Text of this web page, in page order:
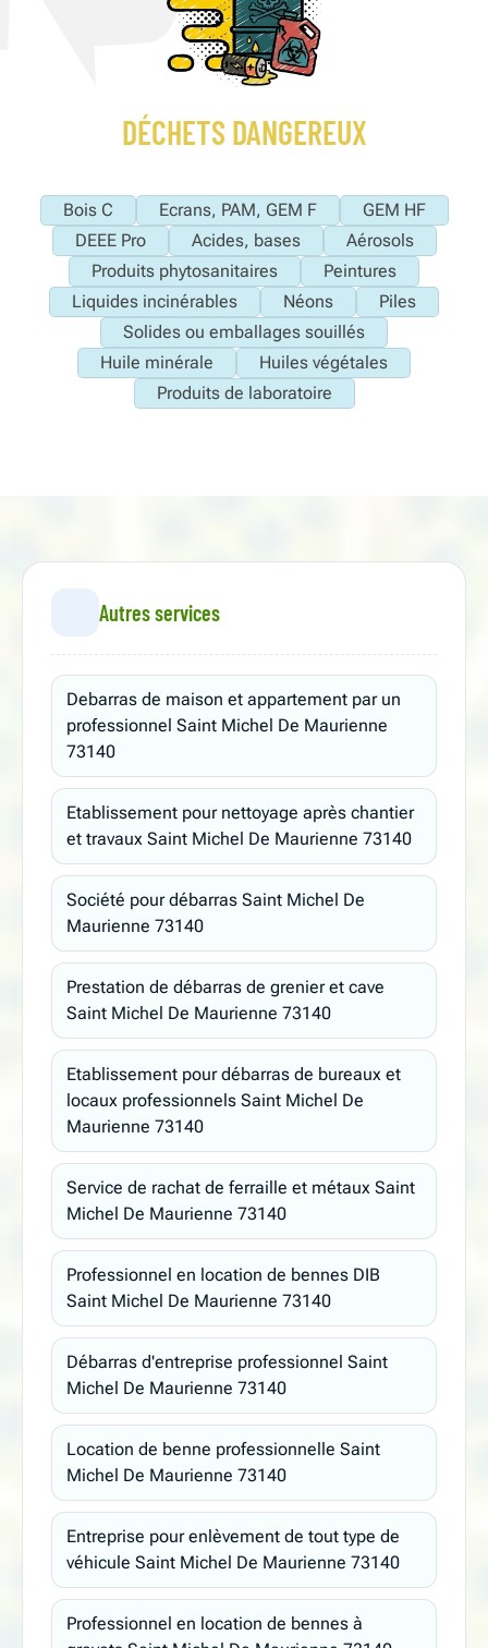
DÉCHETS DANGEREUX
Bois C Ecrans, PAM, GEM F
GEM HF
DEEE Pro
Acides, bases
Aérosols
Produits phytosanitaires
Peintures
Liquides incinérables
Néons
Piles
Solides ou emballages souillés
Huile minérale
Huiles végétales
Produits de laboratoire
Autres services
Debarras de maison et appartement par un
professionnel Saint Michel De Maurienne
73140
Etablissement pour nettoyage après chantier
et travaux Saint Michel De Maurienne 73140
Société pour débarras Saint Michel De
Maurienne 73140
Prestation de débarras de grenier et cave
Saint Michel De Maurienne 73140
Etablissement pour débarras de bureaux et
locaux professionnels Saint Michel De
Maurienne 73140
Service de rachat de ferraille et métaux Saint
Michel De Maurienne 73140
Professionnel en location de bennes DIB
Saint Michel De Maurienne 73140
Débarras d'entreprise professionnel Saint
Michel De Maurienne 73140
Location de benne professionnelle Saint
Michel De Maurienne 73140
Entreprise pour enlèvement de tout type de
véhicule Saint Michel De Maurienne 73140
Professionnel en location de bennes à